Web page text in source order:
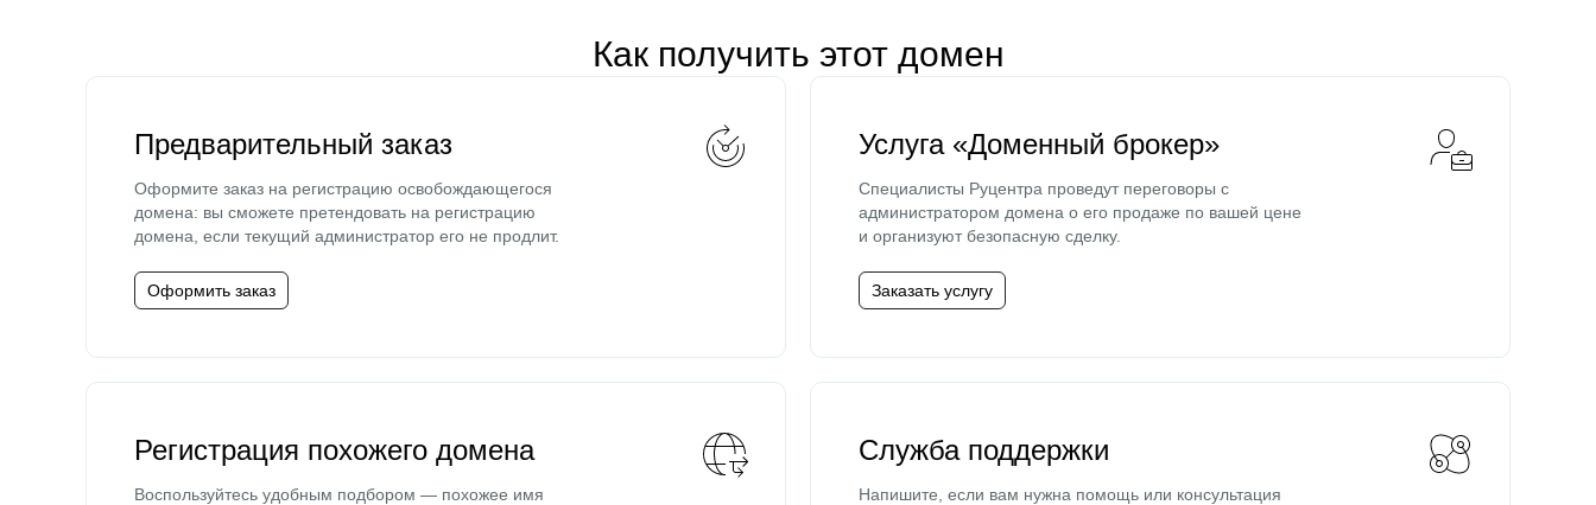
Как получить этот домен
Предварительный заказ
Оформите заказ на регистрацию освобождающегося
домена: вы сможете претендовать на регистрацию
домена, если текущий администратор его не продлит.
Оформить заказ
Услуга «Доменный брокер»
Специалисты Руцентра проведут переговоры с
администратором домена о его продаже по вашей цене
и организуют безопасную сделку.
Заказать услугу
Регистрация похожего домена
Воспользуйтесь удобным подбором — похожее имя
Служба поддержки
Напишите, если вам нужна помощь или консультация